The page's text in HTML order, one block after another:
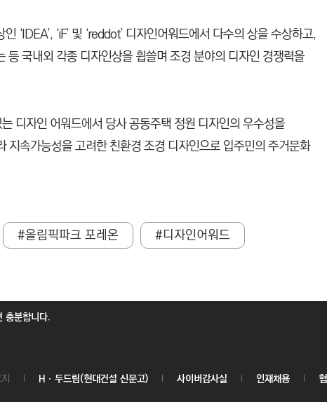
‘IDEA’, ‘iF’ 및 ‘reddot’ 디자인어워드에서 다수의 상을 수상하고,
등 국내외 각종 디자인상을 휩쓸며 조경 분야의 디자인 경쟁력을
디자인 어워드에서 당사 공동주택 정원 디자인의 우수성을
지속가능성을 고려한 친환경 조경 디자인으로 입주민의 주거문화
#올림픽파크 포레온 #디자인어워드
충분합니다.
Hㆍ두드림(현대건설 신문고) 사이버감사실 인재채용